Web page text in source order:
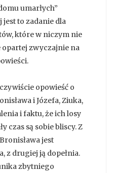
umarłych”
jest to zadanie dla
które w niczym nie
zwyczajnie na
opowieść o
i Józefa, Ziuka,
i faktu, że ich losy
czas są sobie bliscy. Z
jest
z drugiej ją dopełnia.
zbytniego